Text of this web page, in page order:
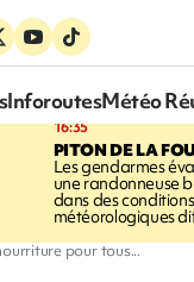
InforoutesMétéo
16:35
PITON DE LA
Les gendarmes
une randonneuse
dans des conditions
météorologiques
pour tous...